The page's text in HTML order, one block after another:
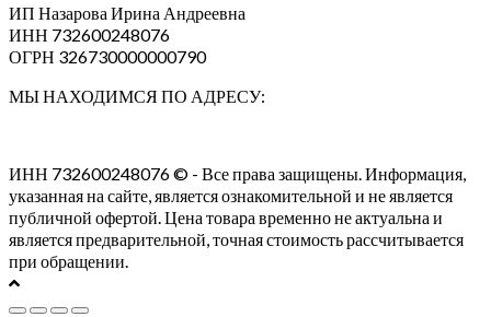
ИП Назарова Ирина Андреевна⁠
ИНН 732600248076
ОГРН 326730000000790
МЫ НАХОДИМСЯ ПО АДРЕСУ:
ИНН 732600248076 © - Все права защищены. Информация,
указанная на сайте, является ознакомительной и не является
публичной офертой. Цена товара временно не актуальна и
является предварительной, точная стоимость рассчитывается
при обращении.